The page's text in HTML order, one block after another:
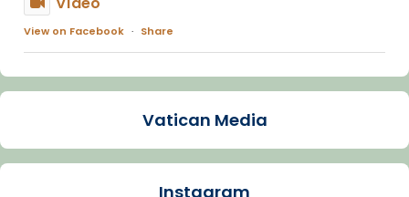
View on Facebook · Share
Arquebisbat de Barcelona
La Carmina va patir depressió. Fa gairebé
dos mesos, a l'Estadi Lluís Companys, la
Vatican Media
Instagram